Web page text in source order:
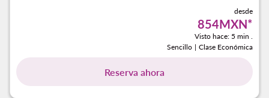
desde
854MXN*
Visto hace: 5 min .
Sencillo | Clase Económica
Reserva ahora